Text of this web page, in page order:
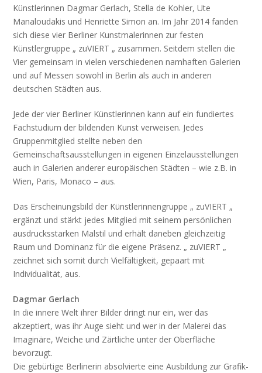
Künstlerinnen Dagmar Gerlach, Stella de Kohler, Ute
Manaloudakis und Henriette Simon an. Im Jahr 2014 fanden
sich diese vier Berliner Kunstmalerinnen zur festen
Künstlergruppe „ zuVIERT „ zusammen. Seitdem stellen die
Vier gemeinsam in vielen verschiedenen namhaften Galerien
und auf Messen sowohl in Berlin als auch in anderen
deutschen Städten aus.
Jede der vier Berliner Künstlerinnen kann auf ein fundiertes
Fachstudium der bildenden Kunst verweisen. Jedes
Gruppenmitglied stellte neben den
Gemeinschaftsausstellungen in eigenen Einzelausstellungen
auch in Galerien anderer europäischen Städten – wie z.B. in
Wien, Paris, Monaco – aus.
Das Erscheinungsbild der Künstlerinnengruppe „ zuVIERT „
ergänzt und stärkt jedes Mitglied mit seinem persönlichen
ausdrucksstarken Malstil und erhält daneben gleichzeitig
Raum und Dominanz für die eigene Präsenz. „ zuVIERT „
zeichnet sich somit durch Vielfältigkeit, gepaart mit
Individualität, aus.
Dagmar Gerlach
In die innere Welt ihrer Bilder dringt nur ein, wer das
akzeptiert, was ihr Auge sieht und wer in der Malerei das
Imaginäre, Weiche und Zärtliche unter der Oberfläche
bevorzugt.
Die gebürtige Berlinerin absolvierte eine Ausbildung zur Grafik-